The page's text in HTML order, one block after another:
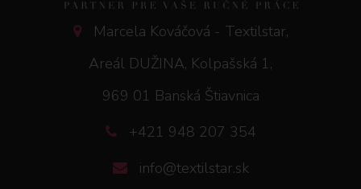
Marcela Kováčová - Textilstar,
Areál DUŽINA, Kolpašská 1,
969 01 Banská Štiavnica
+421 948 207 354
info@textilstar.sk